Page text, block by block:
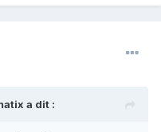
a dit :